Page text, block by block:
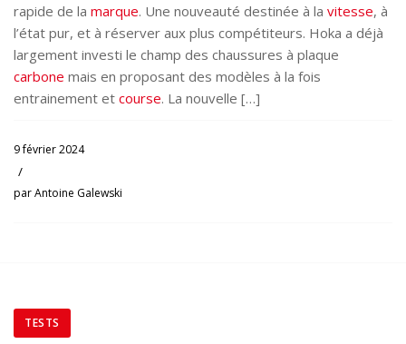
rapide de la marque. Une nouveauté destinée à la vitesse, à
l’état pur, et à réserver aux plus compétiteurs. Hoka a déjà
largement investi le champ des chaussures à plaque
carbone mais en proposant des modèles à la fois
entrainement et course. La nouvelle […]
9 février 2024
/
parAntoine Galewski
TESTS